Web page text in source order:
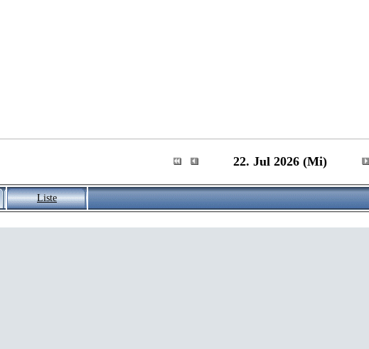
22. Jul 2026 (Mi)
Liste